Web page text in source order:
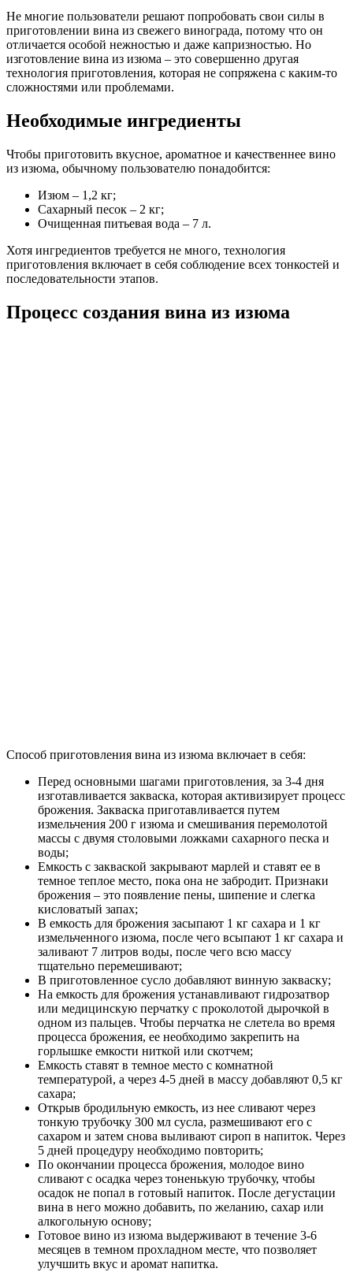
Не многие пользователи решают попробовать свои силы в
приготовлении вина из свежего винограда, потому что он
отличается особой нежностью и даже капризностью. Но
изготовление вина из изюма – это совершенно другая
технология приготовления, которая не сопряжена с каким-то
сложностями или проблемами.
Необходимые ингредиенты
Чтобы приготовить вкусное, ароматное и качественнее вино
из изюма, обычному пользователю понадобится:
Изюм – 1,2 кг;
Сахарный песок – 2 кг;
Очищенная питьевая вода – 7 л.
Хотя ингредиентов требуется не много, технология
приготовления включает в себя соблюдение всех тонкостей и
последовательности этапов.
Процесс создания вина из изюма
Способ приготовления вина из изюма включает в себя:
Перед основными шагами приготовления, за 3-4 дня
изготавливается закваска, которая активизирует процесс
брожения. Закваска приготавливается путем
измельчения 200 г изюма и смешивания перемолотой
массы с двумя столовыми ложками сахарного песка и
воды;
Емкость с закваской закрывают марлей и ставят ее в
темное теплое место, пока она не забродит. Признаки
брожения – это появление пены, шипение и слегка
кисловатый запах;
В емкость для брожения засыпают 1 кг сахара и 1 кг
измельченного изюма, после чего всыпают 1 кг сахара и
заливают 7 литров воды, после чего всю массу
тщательно перемешивают;
В приготовленное сусло добавляют винную закваску;
На емкость для брожения устанавливают гидрозатвор
или медицинскую перчатку с проколотой дырочкой в
одном из пальцев. Чтобы перчатка не слетела во время
процесса брожения, ее необходимо закрепить на
горлышке емкости ниткой или скотчем;
Емкость ставят в темное место с комнатной
температурой, а через 4-5 дней в массу добавляют 0,5 кг
сахара;
Открыв бродильную емкость, из нее сливают через
тонкую трубочку 300 мл сусла, размешивают его с
сахаром и затем снова выливают сироп в напиток. Через
5 дней процедуру необходимо повторить;
По окончании процесса брожения, молодое вино
сливают с осадка через тоненькую трубочку, чтобы
осадок не попал в готовый напиток. После дегустации
вина в него можно добавить, по желанию, сахар или
алкогольную основу;
Готовое вино из изюма выдерживают в течение 3-6
месяцев в темном прохладном месте, что позволяет
улучшить вкус и аромат напитка.